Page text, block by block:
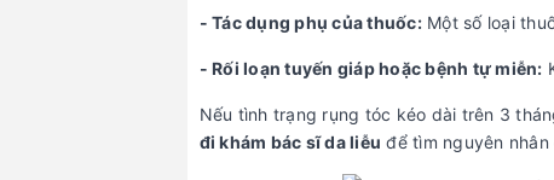
- Tác dụng phụ của thuốc:Một số loại
- Rối loạn tuyến giáp hoặc bệnh tự miễn:
Nếu tình trạng rụng tóc kéo dài trên 3
đi khám bác sĩ da liễu để tìm nguyên nhân